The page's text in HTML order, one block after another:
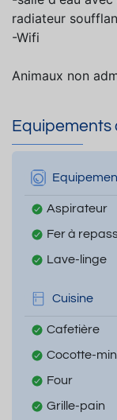
radiateur
-Wifi
Animaux non
Equipements
Aspirateur
Fer à
Lave-linge
Cuisine
Cafetière
Cocotte-
Four
Grille-pain